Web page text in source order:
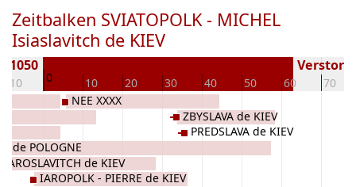
Zeitbalken SVIATOPOLK - MICHEL
Isiaslavitch de KIEV
-10 0 10 20 30 40 50 60 70
1050
de POLOGNE
IAROSLAVITCH de KIEV
IAROPOLK - PIERRE de KIEV
NEE XXXX
ZBYSLAVA de KIEV
PREDSLAVA de KIEV